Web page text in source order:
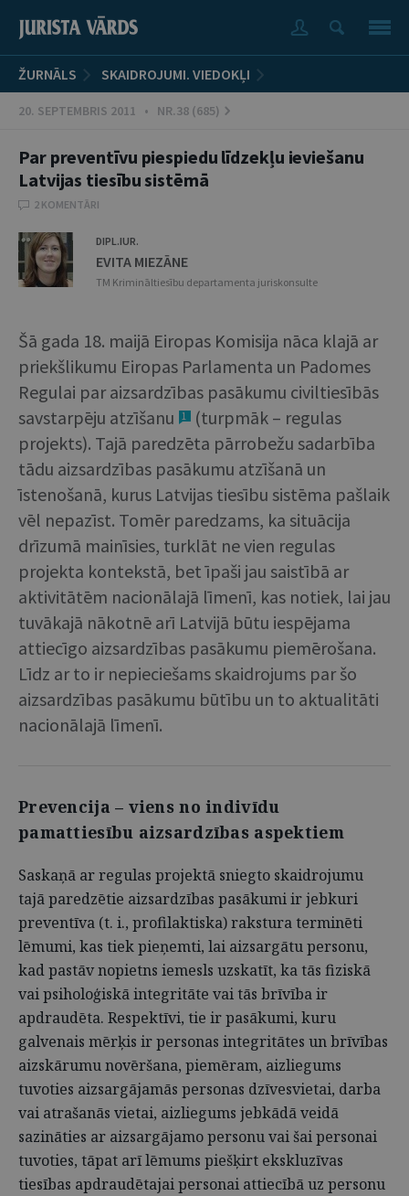
ŽURNĀLS SKAIDROJUMI. VIEDOKĻI
20. SEPTEMBRIS 2011 • NR.38 (685)
Par preventīvu piespiedu līdzekļu ieviešanu
Latvijas tiesību sistēmā
2 KOMENTĀRI
DIPL.IUR.
EVITA MIEZĀNE
TM Krimināltiesību departamenta juriskonsulte
Šā gada 18. maijā Eiropas Komisija nāca klajā ar
priekšlikumu Eiropas Parlamenta un Padomes
Regulai par aizsardzības pasākumu civiltiesībās
savstarpēju atzīšanu
1
(turpmāk – regulas
projekts). Tajā paredzēta pārrobežu sadarbība
tādu aizsardzības pasākumu atzīšanā un
īstenošanā, kurus Latvijas tiesību sistēma pašlaik
vēl nepazīst. Tomēr paredzams, ka situācija
drīzumā mainīsies, turklāt ne vien regulas
projekta kontekstā, bet īpaši jau saistībā ar
aktivitātēm nacionālajā līmenī, kas notiek, lai jau
tuvākajā nākotnē arī Latvijā būtu iespējama
attiecīgo aizsardzības pasākumu piemērošana.
Līdz ar to ir nepieciešams skaidrojums par šo
aizsardzības pasākumu būtību un to aktualitāti
nacionālajā līmenī.
Prevencija – viens no indivīdu
pamattiesību aizsardzības aspektiem
Saskaņā ar regulas projektā sniegto skaidrojumu
tajā paredzētie aizsardzības pasākumi ir jebkuri
preventīva (t. i., profilaktiska) rakstura terminēti
lēmumi, kas tiek pieņemti, lai aizsargātu personu,
kad pastāv nopietns iemesls uzskatīt, ka tās fiziskā
vai psiholoģiskā integritāte vai tās brīvība ir
apdraudēta. Respektīvi, tie ir pasākumi, kuru
galvenais mērķis ir personas integritātes un brīvības
aizskārumu novēršana, piemēram, aizliegums
tuvoties aizsargājamās personas dzīvesvietai, darba
vai atrašanās vietai, aizliegums jebkādā veidā
sazināties ar aizsargājamo personu vai šai personai
tuvoties, tāpat arī lēmums piešķirt ekskluzīvas
tiesības apdraudētajai personai attiecībā uz personu